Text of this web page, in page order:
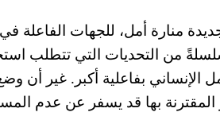
منارة أمل، للجهات الفاعلة
من التحديات التي تتطلب
الإنساني بفاعلية أكبر. غير أن
المقترنة بها قد يسفر عن عدم